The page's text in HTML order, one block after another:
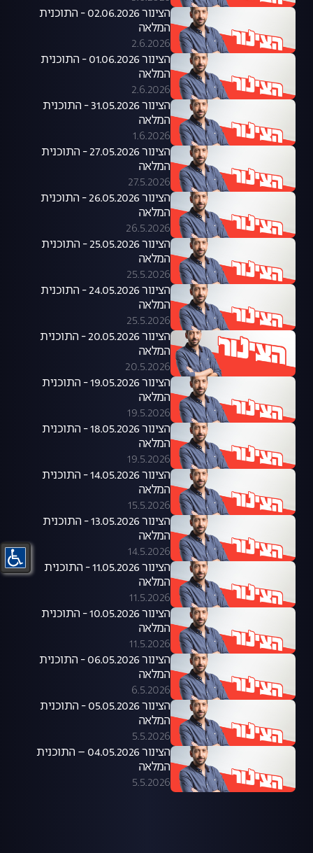
הצינור 02.06.2026 - התוכנית
המלאה
2.6.2026
הצינור 01.06.2026 - התוכנית
המלאה
2.6.2026
הצינור 31.05.2026 - התוכנית
המלאה
1.6.2026
הצינור 27.05.2026 - התוכנית
המלאה
27.5.2026
הצינור 26.05.2026 - התוכנית
המלאה
26.5.2026
הצינור 25.05.2026 - התוכנית
המלאה
25.5.2026
הצינור 24.05.2026 - התוכנית
המלאה
25.5.2026
הצינור 20.05.2026 - התוכנית
המלאה
20.5.2026
הצינור 19.05.2026 - התוכנית
המלאה
19.5.2026
הצינור 18.05.2026 - התוכנית
המלאה
19.5.2026
הצינור 14.05.2026 - התוכנית
המלאה
15.5.2026
הצינור 13.05.2026 - התוכנית
המלאה
14.5.2026
הצינור 11.05.2026 - התוכנית
המלאה
11.5.2026
הצינור 10.05.2026 - התוכנית
המלאה
11.5.2026
הצינור 06.05.2026 - התוכנית
המלאה
6.5.2026
הצינור 05.05.2026 - התוכנית
המלאה
5.5.2026
הצינור 04.05.2026 – התוכנית
המלאה
5.5.2026